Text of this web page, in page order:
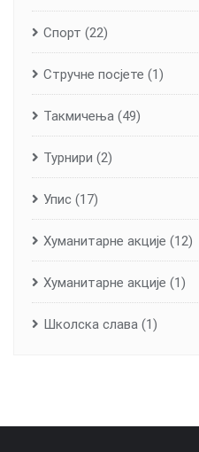
Спорт (22)
Стручне посјете (1)
Такмичења (49)
Турнири (2)
Упис (17)
Хуманитарне aкције (12)
Хуманитарне акције (1)
Школска слава (1)